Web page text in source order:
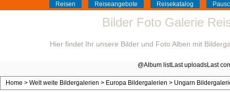
Reisen Reiseangebote Reisekatalog
Bilder Foto Galerie
Hier findet Ihr unsere Bilder und Foto Alben mit
@Album listLast uploadsLast
Home > Welt weite Bildergalerien > Europa Bildergalerien > Ungarn